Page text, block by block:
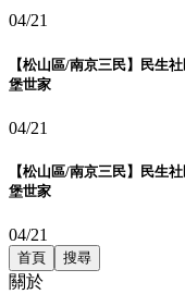
04/21
【松山區/南京三民】民生
堡世家
04/21
【松山區/南京三民】民生
堡世家
04/21
首頁 搜尋
關於